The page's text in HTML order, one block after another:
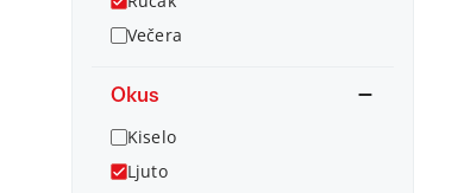
Večera
Okus
Kiselo
Ljuto